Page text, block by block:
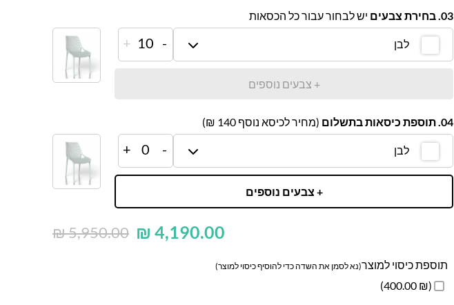
03. בחירת צבעים יש לבחור עבור כל הכסאות
לבן -
10
+
+ צבעים נוספים
04. תוספת כיסאות בתשלום (מחיר לכיסא נוסף 140
₪)
לבן -
0
+
+ צבעים נוספים
₪5,950.00 ₪ 4,190.00
תוספת כיסוי למוצר(נא לסמן את השדה כדי להוסיף כיסוי למוצר)
(₪ 400.00)